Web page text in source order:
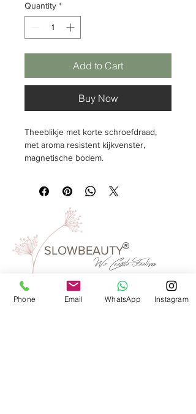
Quantity *
Add to Cart
Buy Now
Theeblikje met korte schroefdraad,
met aroma resistent kijkvenster,
magnetische bodem.
Afmeting: rond, Ø 65 mm, hoogte 32
Verpakkingseenheid:
Kleur:
mat zilver
SLOWBEAUTY
We CreateFeeling
®
Phone Email WhatsApp Instagram